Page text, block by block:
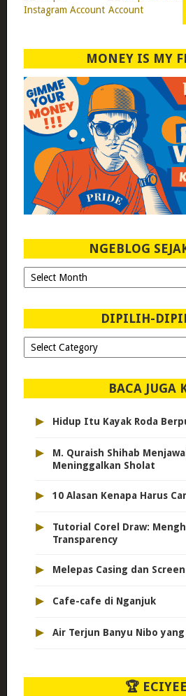
MONEY IS MY
NGEBLOG
Ngeblog
Sejak
DIPILIH-
Dipilih-
dipilih..
BACA JUGA
▸ Hidup Itu Kayak Roda
▸
M. Quraish Shihab
Meninggalkan Sholat
▸ 10 Alasan Kenapa Harus
▸
Tutorial Corel Draw:
Transparency
▸ Melepas Casing dan Screen
▸ Cafe-cafe di Nganjuk
▸ Air Terjun Banyu Nibo
🏆 ECIYEE